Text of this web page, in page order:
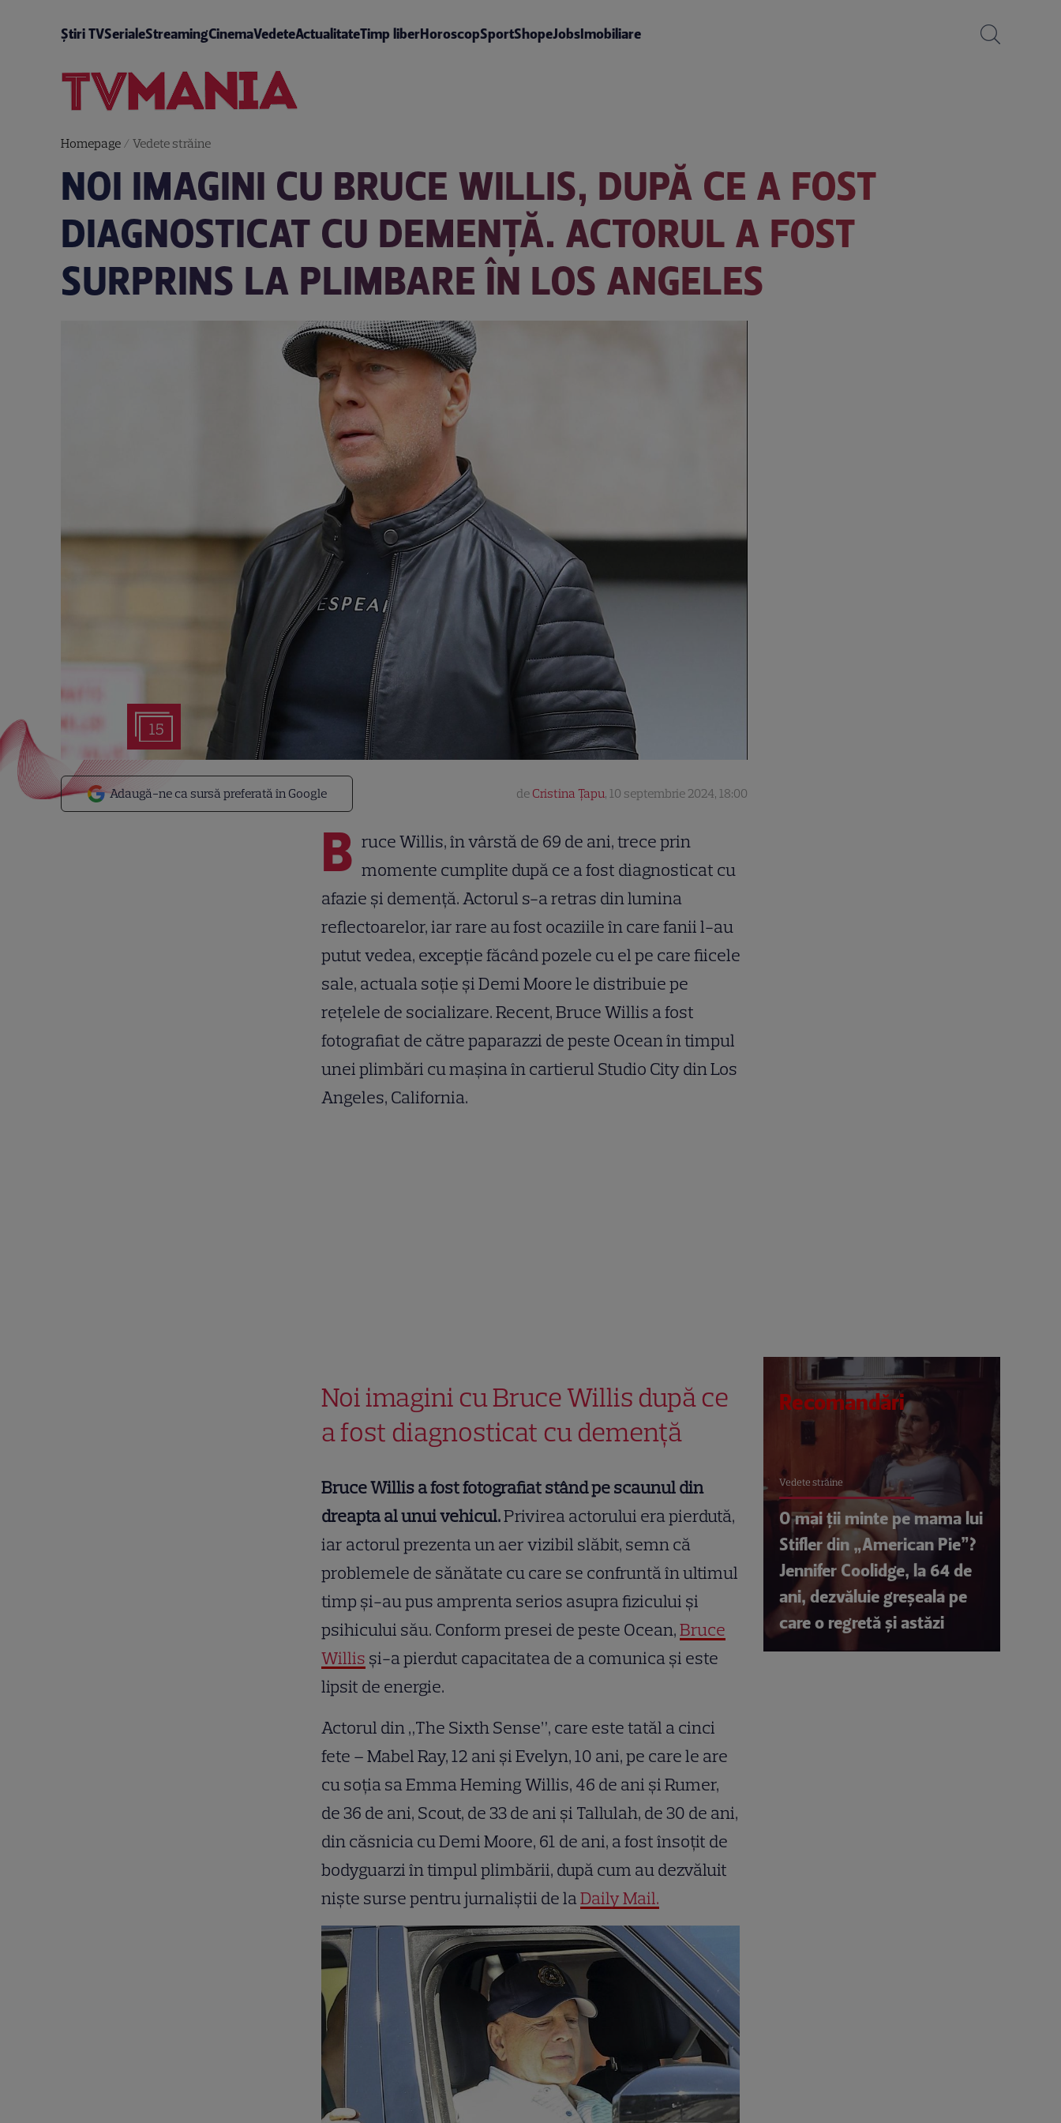
Știri TVSerialeStreamingCinemaVedeteActualitateTimp liberHoroscopSportShopeJobsImobiliare
Homepage/ Vedete străine
NOI IMAGINI CU BRUCE WILLIS, DUPĂ CE A FOST
DIAGNOSTICAT CU DEMENȚĂ. ACTORUL A FOST
SURPRINS LA PLIMBARE ÎN LOS ANGELES
15
Adaugă-ne ca sursă preferată în Google de Cristina Țapu, 10 septembrie 2024, 18:00
B ruce Willis, în vârstă de 69 de ani, trece prin
momente cumplite după ce a fost diagnosticat cu
afazie și demență. Actorul s-a retras din lumina
reflectoarelor, iar rare au fost ocaziile în care fanii l-au
putut vedea, excepție făcând pozele cu el pe care fiicele
sale, actuala soție și Demi Moore le distribuie pe
rețelele de socializare. Recent, Bruce Willis a fost
fotografiat de către paparazzi de peste Ocean în timpul
unei plimbări cu mașina în cartierul Studio City din Los
Angeles, California.
Noi imagini cu Bruce Willis după ce
a fost diagnosticat cu demență
Bruce Willis a fost fotografiat stând pe scaunul din
dreapta al unui vehicul.Privirea actorului era pierdută,
iar actorul prezenta un aer vizibil slăbit, semn că
problemele de sănătate cu care se confruntă în ultimul
timp și-au pus amprenta serios asupra fizicului și
psihicului său. Conform presei de peste Ocean,Bruce
Willis și-a pierdut capacitatea de a comunica și este
lipsit de energie.
Actorul din „The Sixth Sense”, care este tatăl a cinci
fete – Mabel Ray, 12 ani și Evelyn, 10 ani, pe care le are
cu soția sa Emma Heming Willis, 46 de ani și Rumer,
de 36 de ani, Scout, de 33 de ani și Tallulah, de 30 de ani,
din căsnicia cu Demi Moore, 61 de ani, a fost însoțit de
bodyguarzi în timpul plimbării, după cum au dezvăluit
niște surse pentru jurnaliștii de laDaily Mail.
Recomandări
Vedete străine
O mai ții minte pe mama lui
Stifler din „American Pie”?
Jennifer Coolidge, la 64 de
ani, dezvăluie greșeala pe
care o regretă și astăzi